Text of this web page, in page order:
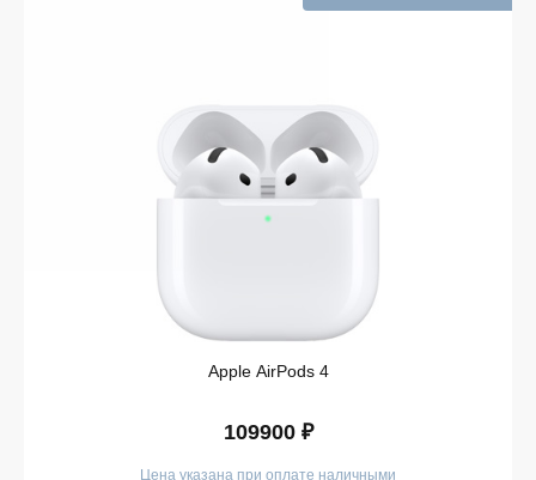
покупки по всем ассортиментам с рассрочкой.
При необходимости можно уточнить детали по
рассрочке прямо в карточке товара.
Оперативная доставка по Белгороду. Курьерская
Такой подход делает покупку простой и безопасной.
Мы гарантируем, что вы получите именно тот продукт,
подтверждёнными характеристиками и официальной
Apple AirPods 4
109900 ₽
Цена указана при оплате наличными